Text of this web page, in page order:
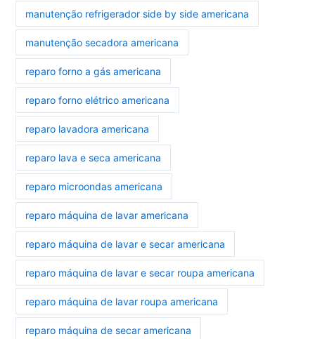
manutenção refrigerador side by side americana
manutenção secadora americana
reparo forno a gás americana
reparo forno elétrico americana
reparo lavadora americana
reparo lava e seca americana
reparo microondas americana
reparo máquina de lavar americana
reparo máquina de lavar e secar americana
reparo máquina de lavar e secar roupa americana
reparo máquina de lavar roupa americana
reparo máquina de secar americana